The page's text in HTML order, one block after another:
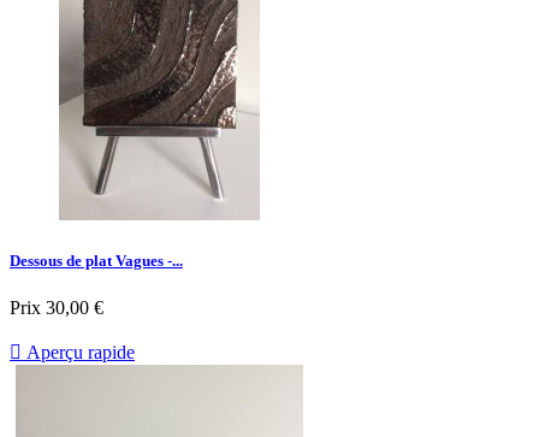
Dessous de plat Vagues -...
Prix 30,00 €
 Aperçu rapide